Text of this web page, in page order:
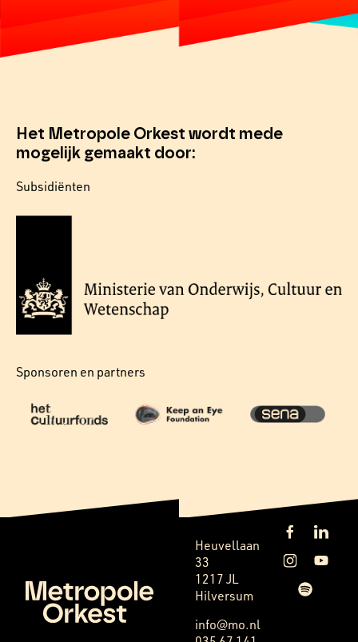
Het Metropole Orkest wordt mede
mogelijk gemaakt door:
Subsidiënten
Sponsoren en partners
Heuvellaan
33
1217 JL
Hilversum
info@mo.nl